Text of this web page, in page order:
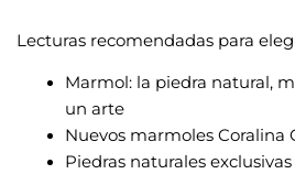
Lecturas recomendadas para
Marmol: la piedra natural,
un arte
Nuevos marmoles Coralina
Piedras naturales